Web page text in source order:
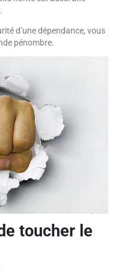
d’une dépendance, vous
pénombre.
toucher le